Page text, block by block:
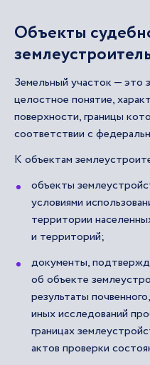
Объекты
Земельный участок — это
целостное понятие,
поверхности, границы
соответствии с
К объектам
объекты
условиями
территории
и территорий;
документы,
об объекте
результаты
иных исследований
границах
актов проверки